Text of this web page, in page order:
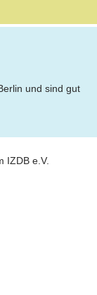
und sind gut
IZDB e.V.